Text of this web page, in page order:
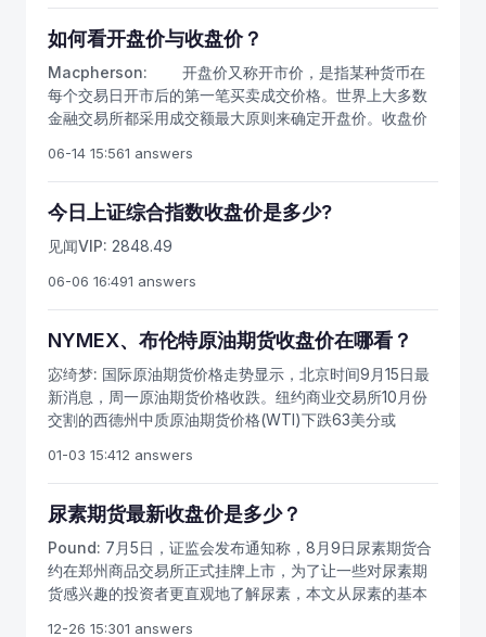
出走势会怎么样。
如何看开盘价与收盘价？
Macpherson: 开盘价又称开市价，是指某种货币在
每个交易日开市后的第一笔买卖成交价格。世界上大多数
金融交易所都采用成交额最大原则来确定开盘价。收盘价
格。如当日没有成交，则采用最近一次的成交价格作为收
盘价，因为收盘价是当日行情的标准，又是下一个交易日
开盘价的依据，可据以预测未来市场行情；所以投资者对
开盘价 在月线、周线、日线图上，开盘价是对上一时
间单位市场运行趋势的延续。把开盘价高开、低开、平开
跳空缺口是牛市特征的开端。日线跳空缺口往往会有三
个：突破性缺口、中继性缺口、衰竭性缺口，这些缺口都
对判断未来市场运行方向提供了依据。同样，在下降趋势
中，开盘价低开是形成向下跳空缺口的先决条件，往往周
现在高位更应提高警惕。 如何看收盘价 收盘价是
多空双方在时间单位上争斗的结果，收盘价的高低与运行
趋势结合在一起看盘，将使盘面更加清晰。在上升趋势
中，收盘价位于5、10、20、30日均线系统之上，表明市
场处于上升趋势，市场处于强势运行，在这种运行趋势形
成的初期就大胆介入市场，持有将使增值的希望提高。
反之，收盘价位于5、10、20、30日均线系统之下，表明
06-14 15:561 answers
今日上证综合指数收盘价是多少?
见闻VIP: 2848.49
06-06 16:491 answers
NYMEX、布伦特原油期货收盘价在哪看？
宓绮梦: 国际原油期货价格走势显示，北京时间9月15日最
新消息，周一原油期货价格收跌。纽约商业交易所10月份
交割的西德州中质原油期货价格(WTI)下跌63美分或
敦洲际交易所10月份交割的布伦特原油期货价格下跌1.77
美元或3.7%，收于每桶46.37美元。目前中国原油期货上
市临近，已经进入上市前最后准备期，投资者要提前做好
格消息，原油期货周一大幅飙升，近三日的大涨已经基本
收复前期跌幅。根据国际原油期货行情可知，布伦特原油
期货周一暴跌近4%，和美国原油期货的价差缩小至1月以
来的最小，此前一份业内报告显示，美国原油供应大规模
01-03 15:412 answers
尿素期货最新收盘价是多少？
Pound: 7月5日，证监会发布通知称，8月9日尿素期货合
约在郑州商品交易所正式挂牌上市，为了让一些对尿素期
货感兴趣的投资者更直观地了解尿素，本文从尿素的基本
12-26 15:301 answers